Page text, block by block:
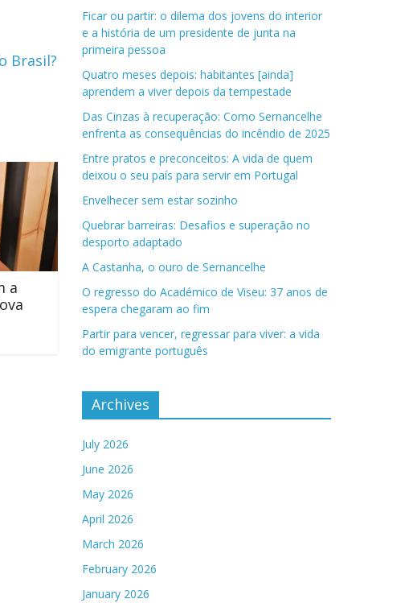
Brasil?
a
Ficar ou partir: o dilema dos jovens do interior
e a história de um presidente de junta na
primeira pessoa
Quatro meses depois: habitantes [ainda]
aprendem a viver depois da tempestade
Das Cinzas à recuperação: Como Sernancelhe
enfrenta as consequências do incêndio de 2025
Entre pratos e preconceitos: A vida de quem
deixou o seu país para servir em Portugal
Envelhecer sem estar sozinho
Quebrar barreiras: Desafios e superação no
desporto adaptado
A Castanha, o ouro de Sernancelhe
O regresso do Académico de Viseu: 37 anos de
espera chegaram ao fim
Partir para vencer, regressar para viver: a vida
do emigrante português
Archives
July 2026
June 2026
May 2026
April 2026
March 2026
February 2026
January 2026